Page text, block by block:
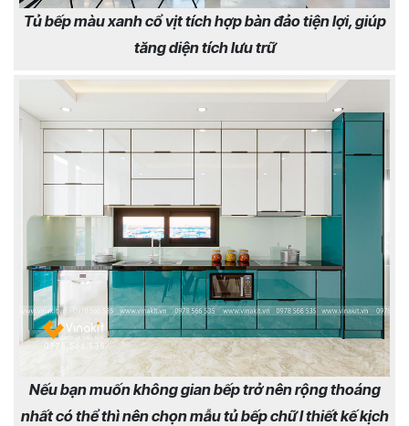
Tủ bếp màu xanh cổ vịt tích hợp bàn đảo tiện lợi, giúp
tăng diện tích lưu trữ
Nếu bạn muốn không gian bếp trở nên rộng thoáng
nhất có thể thì nên chọn mẫu tủ bếp chữ I thiết kế kịch